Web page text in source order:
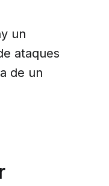
un
ataques
de un